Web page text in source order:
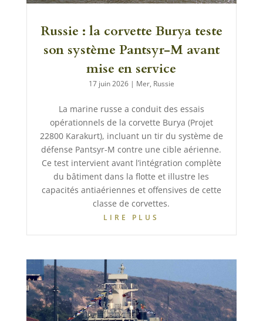
Russie : la corvette Burya teste
son système Pantsyr-M avant
mise en service
17 juin 2026| Mer, Russie
La marine russe a conduit des essais
opérationnels de la corvette Burya (Projet
22800 Karakurt), incluant un tir du système de
défense Pantsyr-M contre une cible aérienne.
Ce test intervient avant l’intégration complète
du bâtiment dans la flotte et illustre les
capacités antiaériennes et offensives de cette
classe de corvettes.
LIRE PLUS